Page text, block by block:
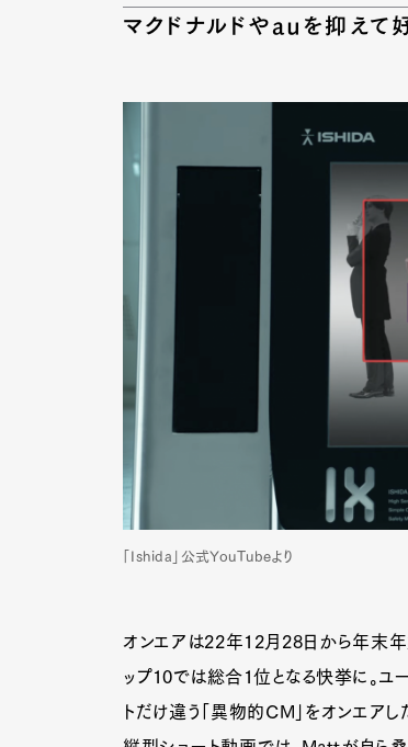
マクドナルドやauを抑えて
「Ishida」公式YouTubeより
オンエアは22年12月28日から年末
ップ10では総合1位となる快挙に。ユ
トだけ違う「異物的CM」をオンエア